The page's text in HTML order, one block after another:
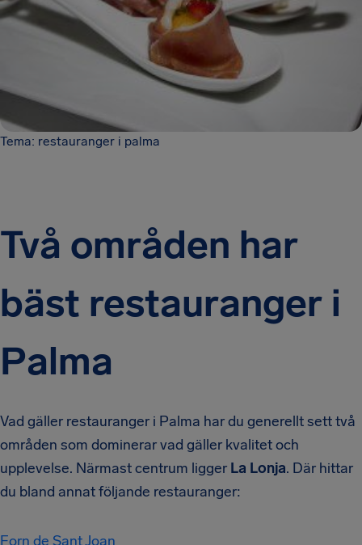
Tema: restauranger i palma
Två områden har
bäst restauranger i
Palma
Vad gäller restauranger i Palma har du generellt sett två
områden som dominerar vad gäller kvalitet och
upplevelse. Närmast centrum ligger La Lonja. Där hittar
du bland annat följande restauranger:
Forn de Sant Joan